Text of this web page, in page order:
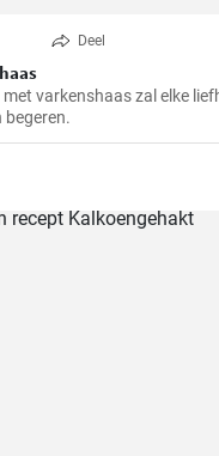
Deel
varkenshaas zal elke
begeren.